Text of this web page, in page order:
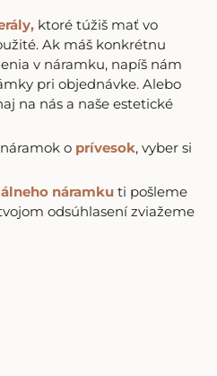
ktoré túžiš mať vo
Ak máš konkrétnu
v náramku, napíš nám
pri objednávke. Alebo
na nás a naše estetické
o prívesok, vyber si
náramku ti pošleme
odsúhlasení zviažeme